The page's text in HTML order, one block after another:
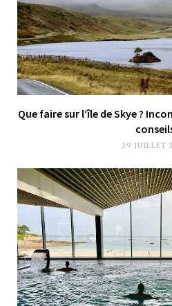
Que faire sur l’île de Skye ?
29 JUILLET